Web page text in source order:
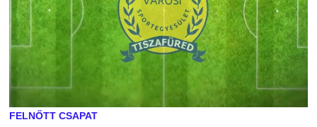
FELNŐTT CSAPAT